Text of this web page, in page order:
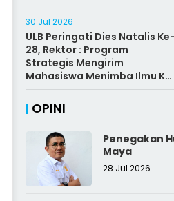
30 Jul 2026
ULB Peringati Dies Natalis Ke-
28, Rektor : Program
Strategis Mengirim
Mahasiswa Menimba Ilmu Ke
Malaysia
OPINI
Penegakan
Maya
28 Jul 2026